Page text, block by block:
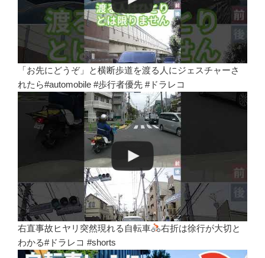
「お先にどうぞ」と横断歩道を渡る人にジェスチャーさ
れたら#automobile #歩行者優先 #ドラレコ
右直事故ヒヤリ突然現れる自転車
右折は徐行が大切と
わかる#ドラレコ #shorts